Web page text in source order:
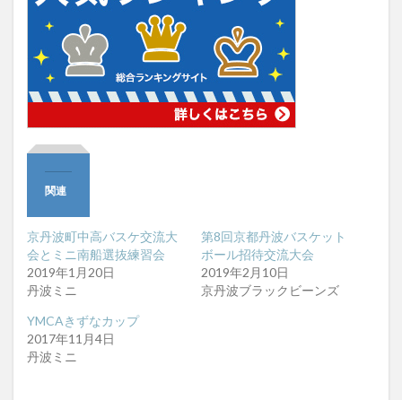
関連
京丹波町中高バスケ交流大
会とミニ南船選抜練習会
2019年1月20日
丹波ミニ
第8回京都丹波バスケット
ボール招待交流大会
2019年2月10日
京丹波ブラックビーンズ
YMCAきずなカップ
2017年11月4日
丹波ミニ